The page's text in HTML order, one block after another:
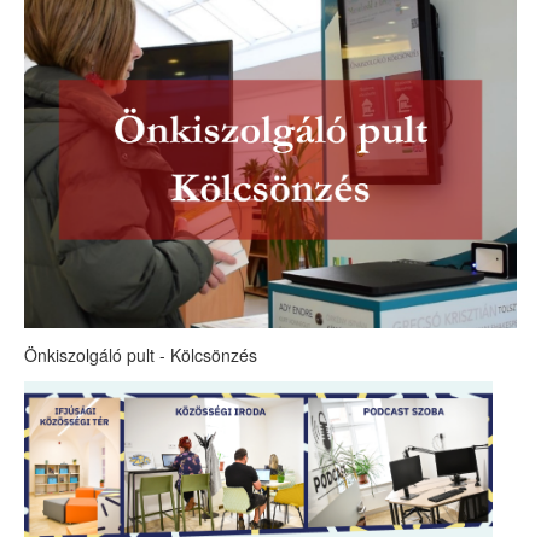
Önkiszolgáló pult - Kölcsönzés